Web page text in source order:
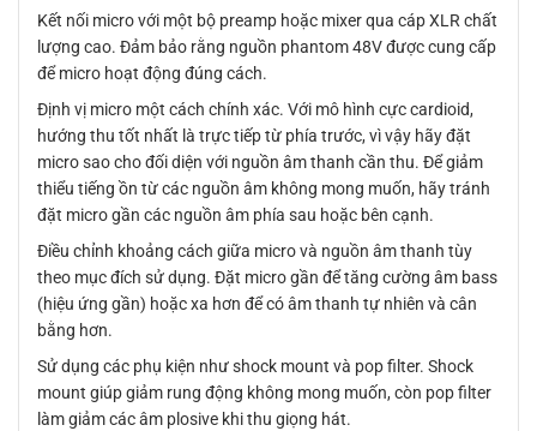
Kết nối micro với một bộ preamp hoặc mixer qua cáp XLR chất
lượng cao. Đảm bảo rằng nguồn phantom 48V được cung cấp
để micro hoạt động đúng cách.
Định vị micro một cách chính xác. Với mô hình cực cardioid,
hướng thu tốt nhất là trực tiếp từ phía trước, vì vậy hãy đặt
micro sao cho đối diện với nguồn âm thanh cần thu. Để giảm
thiểu tiếng ồn từ các nguồn âm không mong muốn, hãy tránh
đặt micro gần các nguồn âm phía sau hoặc bên cạnh.
Điều chỉnh khoảng cách giữa micro và nguồn âm thanh tùy
theo mục đích sử dụng. Đặt micro gần để tăng cường âm bass
(hiệu ứng gần) hoặc xa hơn để có âm thanh tự nhiên và cân
bằng hơn.
Sử dụng các phụ kiện như shock mount và pop filter. Shock
mount giúp giảm rung động không mong muốn, còn pop filter
làm giảm các âm plosive khi thu giọng hát.